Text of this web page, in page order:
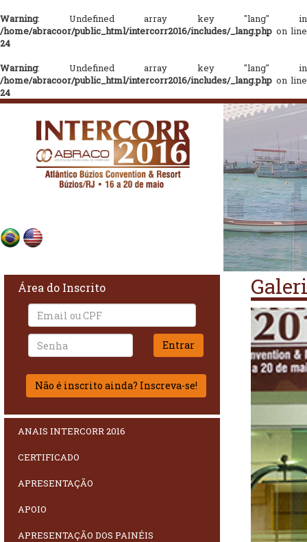
Warning: Undefined array key "lang" in
/home/abracoor/public_html/intercorr2016/includes/_lang.php on line
24
Warning: Undefined array key "lang" in
/home/abracoor/public_html/intercorr2016/includes/_lang.php on line
24
Área do Inscrito
Não é inscrito ainda? Inscreva-se!
ANAIS INTERCORR 2016
CERTIFICADO
APRESENTAÇÃO
APOIO
APRESENTAÇÃO DOS PAINÉIS